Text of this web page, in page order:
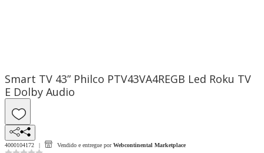
Smart TV 43” Philco PTV43VA4REGB Led Roku TV
E Dolby Audio
4000104172 Vendido e entregue por Webcontinental Marketplace